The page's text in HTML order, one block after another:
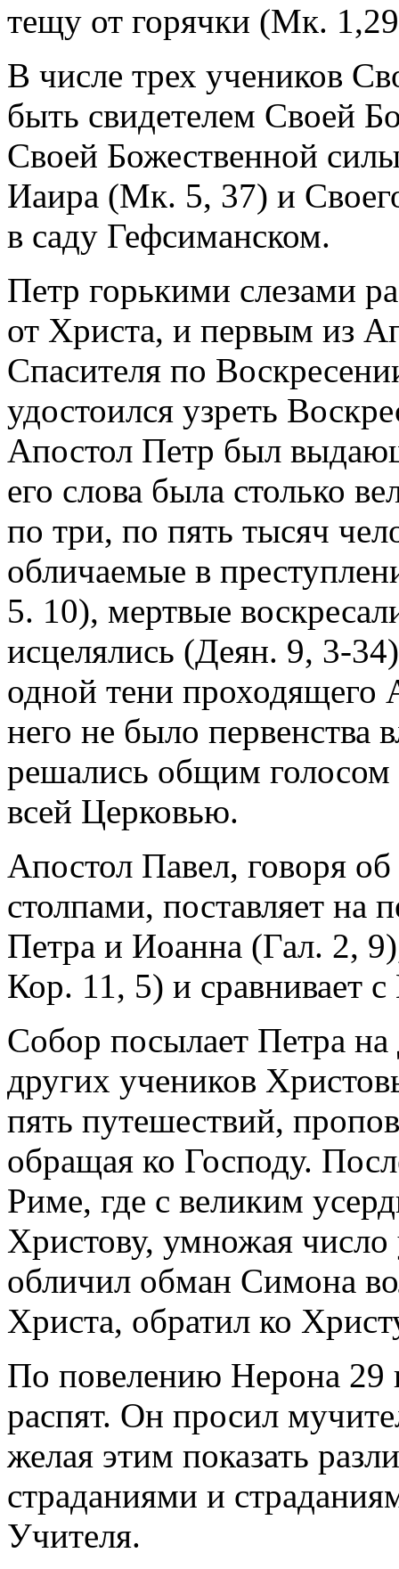
тещу от горячки (Мк.
В числе трех учеников
быть свидетелем Своей
Своей Божественной
Иаира (Мк. 5, 37) и
в саду Гефсиманском.
Петр горькими слезами
от Христа, и первым из
Спасителя по
удостоился узреть
Апостол Петр был
его слова была столько
по три, по пять тысяч
обличаемые в
5. 10), мертвые
исцелялись (Деян. 9, 3-
одной тени
него не было первенства
решались общим голосом
всей Церковью.
Апостол Павел, говоря
столпами, поставляет на
Петра и Иоанна (Гал. 2,
Кор. 11, 5) и сравнивает
Собор посылает Петра
других учеников
пять путешествий,
обращая ко Господу.
Риме, где с великим
Христову, умножая
обличил обман Симона
Христа, обратил ко
По повелению Нерона 29
распят. Он просил
желая этим показать
страданиями и
Учителя.